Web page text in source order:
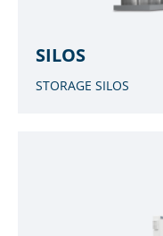
SILOS
STORAGE SILOS